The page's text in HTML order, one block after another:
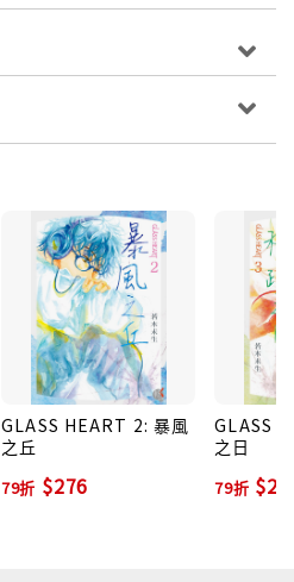
GLASS HEART 2: 暴風
之丘
79折 $276
GLASS
之日
79折